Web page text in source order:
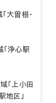
大曽根・
浄心駅
「上小田
地区」